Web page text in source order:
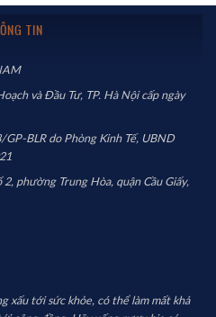
TIN
và Đầu Tư, TP. Hà Nội cấp ngày
GP-BLR do Phòng Kinh Tế, UBND
phường Trung Hòa, quận Cầu Giấy,
xấu tới sức khỏe, có thể làm mất khả